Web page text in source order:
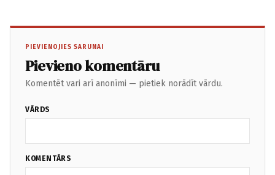
PIEVIENOJIES SARUNAI
Pievieno komentāru
Komentēt vari arī anonīmi — pietiek norādīt vārdu.
VĀRDS
KOMENTĀRS